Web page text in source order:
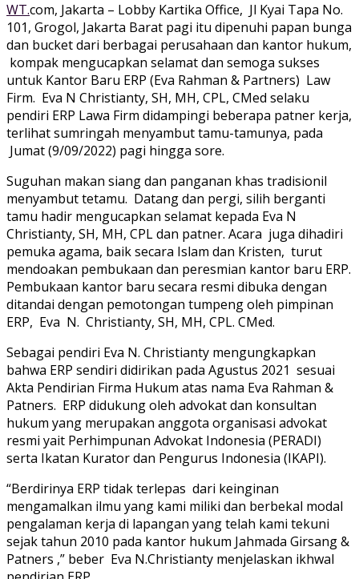
WT.com, Jakarta – Lobby Kartika Office, Jl Kyai Tapa No.
101, Grogol, Jakarta Barat pagi itu dipenuhi papan bunga
dan bucket dari berbagai perusahaan dan kantor hukum,
kompak mengucapkan selamat dan semoga sukses
untuk Kantor Baru ERP (Eva Rahman & Partners) Law
Firm. Eva N Christianty, SH, MH, CPL, CMed selaku
pendiri ERP Lawa Firm didampingi beberapa patner kerja,
terlihat sumringah menyambut tamu-tamunya, pada
Jumat (9/09/2022) pagi hingga sore.
Suguhan makan siang dan panganan khas tradisionil
menyambut tetamu. Datang dan pergi, silih berganti
tamu hadir mengucapkan selamat kepada Eva N
Christianty, SH, MH, CPL dan patner. Acara juga dihadiri
pemuka agama, baik secara Islam dan Kristen, turut
mendoakan pembukaan dan peresmian kantor baru ERP.
Pembukaan kantor baru secara resmi dibuka dengan
ditandai dengan pemotongan tumpeng oleh pimpinan
ERP, Eva N. Christianty, SH, MH, CPL. CMed.
Sebagai pendiri Eva N. Christianty mengungkapkan
bahwa ERP sendiri didirikan pada Agustus 2021 sesuai
Akta Pendirian Firma Hukum atas nama Eva Rahman &
Patners. ERP didukung oleh advokat dan konsultan
hukum yang merupakan anggota organisasi advokat
resmi yait Perhimpunan Advokat Indonesia (PERADI)
serta Ikatan Kurator dan Pengurus Indonesia (IKAPI).
“Berdirinya ERP tidak terlepas dari keinginan
mengamalkan ilmu yang kami miliki dan berbekal modal
pengalaman kerja di lapangan yang telah kami tekuni
sejak tahun 2010 pada kantor hukum Jahmada Girsang &
Patners ,” beber Eva N.Christianty menjelaskan ikhwal